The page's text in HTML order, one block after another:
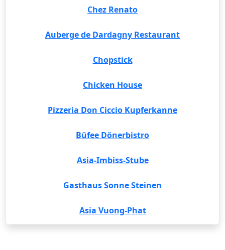
Chez Renato
Auberge de Dardagny Restaurant
Chopstick
Chicken House
Pizzeria Don Ciccio Kupferkanne
Büfee Dönerbistro
Asia-Imbiss-Stube
Gasthaus Sonne Steinen
Asia Vuong-Phat